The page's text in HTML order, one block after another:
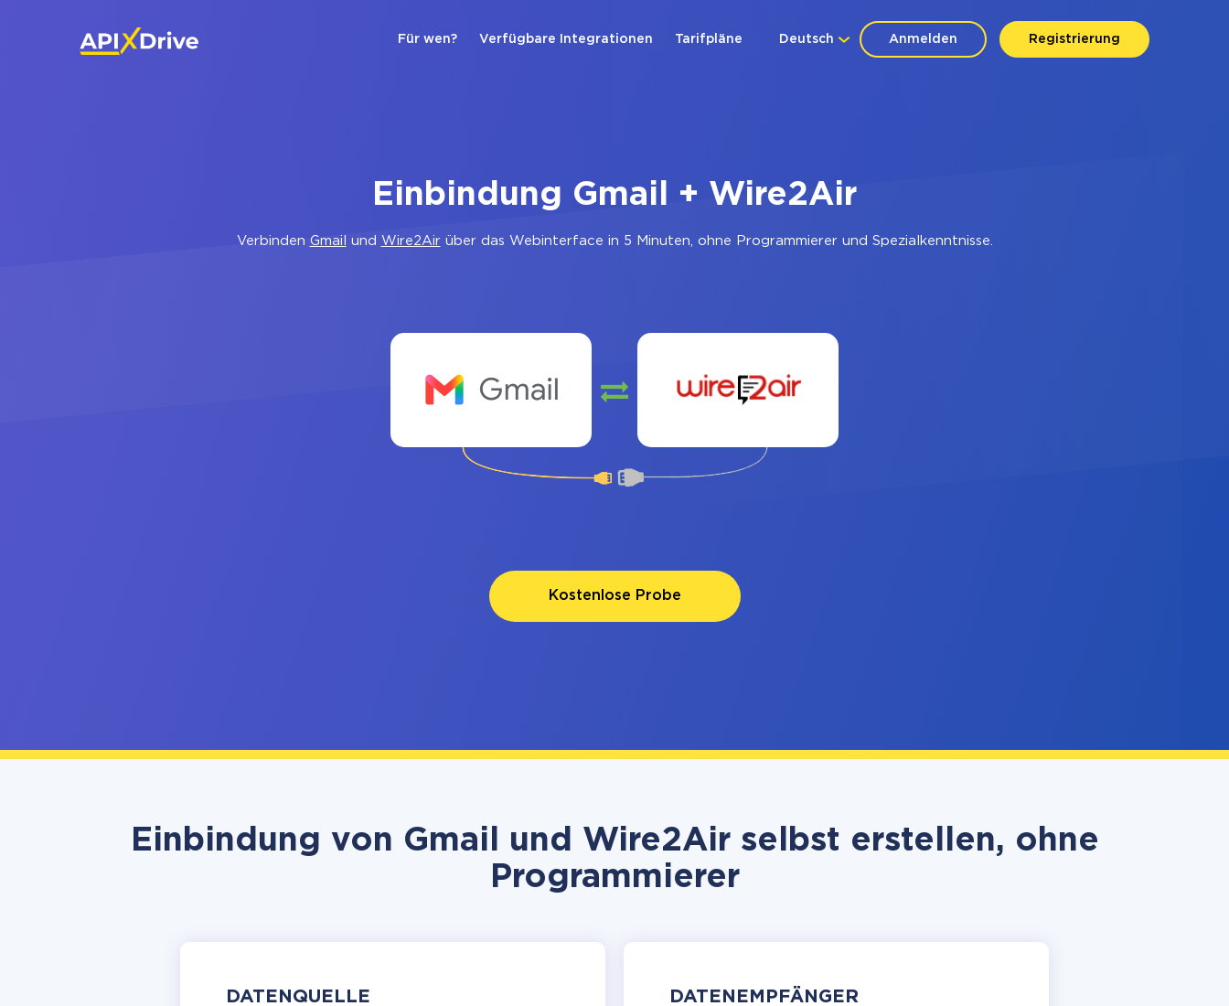
Anmelden Registrierung
Deutsch
Für wen? Verfügbare Integrationen Tarifpläne
Einbindung Gmail + Wire2Air
Verbinden Gmail und Wire2Airüber das Webinterface in 5 Minuten, ohne Programmierer und Spezialkenntnisse.
Kostenlose Probe
Einbindung von Gmail und Wire2Air selbst erstellen, ohne
Programmierer
DATENQUELLE DATENEMPFÄNGER